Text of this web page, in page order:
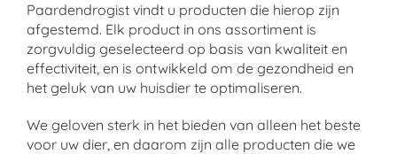
Paardendrogist vindt u producten die hierop zijn
afgestemd. Elk product in ons assortiment is
zorgvuldig geselecteerd op basis van kwaliteit en
effectiviteit, en is ontwikkeld om de gezondheid en
het geluk van uw huisdier te optimaliseren.
We geloven sterk in het bieden van alleen het beste
voor uw dier, en daarom zijn alle producten die we